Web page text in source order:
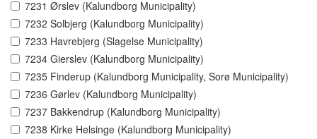
7231 Ørslev (Kalundborg Municipality)
7232 Solbjerg (Kalundborg Municipality)
7233 Havrebjerg (Slagelse Municipality)
7234 Gierslev (Kalundborg Municipality)
7235 Finderup (Kalundborg Municipality, Sorø Municipality)
7236 Gørlev (Kalundborg Municipality)
7237 Bakkendrup (Kalundborg Municipality)
7238 Kirke Helsinge (Kalundborg Municipality)